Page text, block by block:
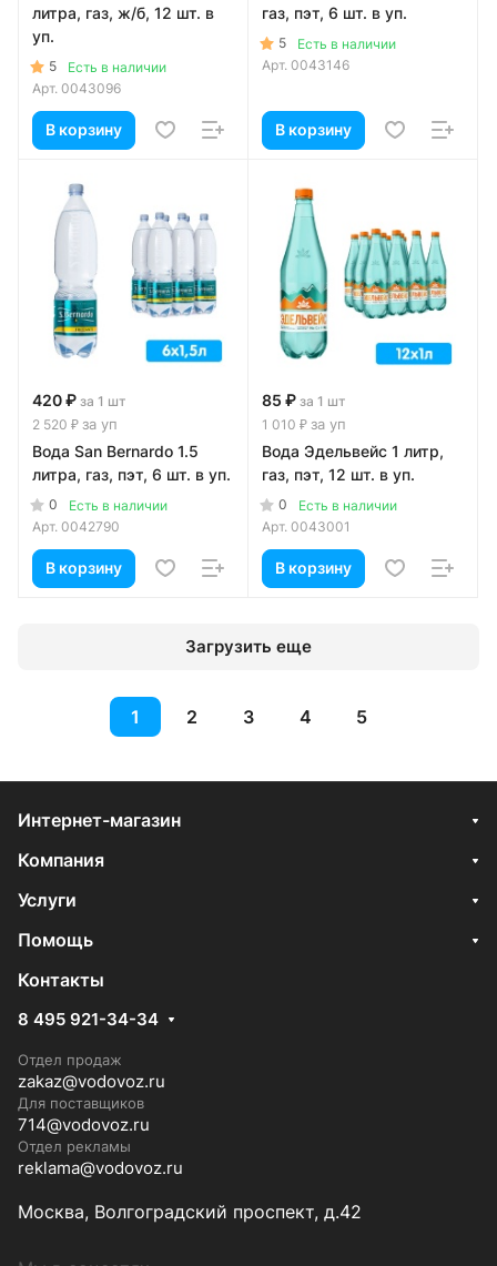
литра, газ, ж/б, 12 шт. в
уп.
5
Есть в наличии
Арт. 0043096
В корзину
газ, пэт, 6 шт. в уп.
5
Есть в наличии
Арт. 0043146
В корзину
420 ₽ за 1 шт
2 520 ₽ за уп
Вода San Bernardo 1.5
литра, газ, пэт, 6 шт. в уп.
0
Есть в наличии
Арт. 0042790
В корзину
85 ₽ за 1 шт
1 010 ₽ за уп
Вода Эдельвейс 1 литр,
газ, пэт, 12 шт. в уп.
0
Есть в наличии
Арт. 0043001
В корзину
Загрузить еще
1 2 3 4 5
Интернет-магазин
Компания
Услуги
Помощь
Контакты
8 495 921-34-34
Отдел продаж
zakaz@vodovoz.ru
Для поставщиков
714@vodovoz.ru
Отдел рекламы
reklama@vodovoz.ru
Москва, Волгоградский проспект, д.42